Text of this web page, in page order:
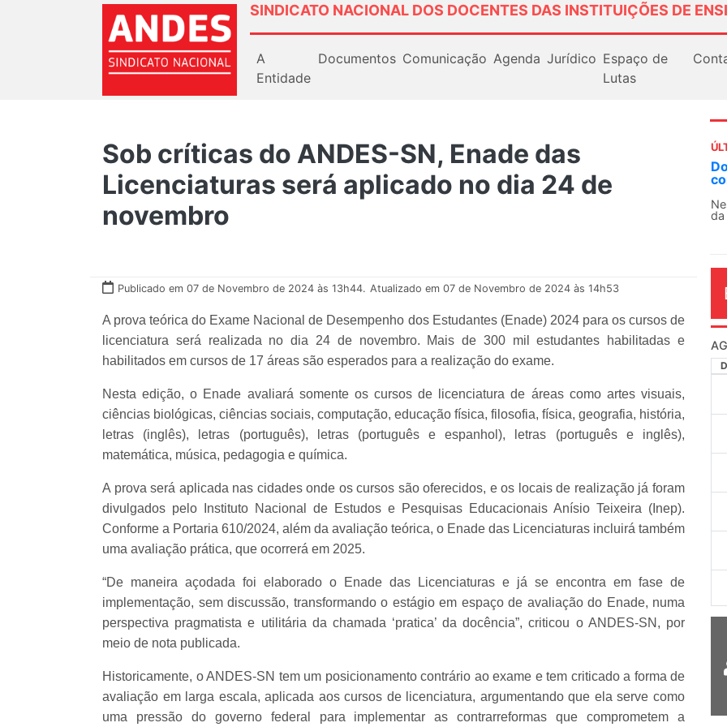
SINDICATO NACIONAL DOS DOCENTES DAS INSTITUIÇÕES DE
A
Entidade
Documentos Comunicação Agenda Jurídico Espaço de
Lutas
Sob críticas do ANDES-SN, Enade das
Licenciaturas será aplicado no dia 24 de
novembro
Publicado em 07 de Novembro de 2024 às 13h44. Atualizado em 07 de Novembro de 2024 às 14h53
A prova teórica do Exame Nacional de Desempenho dos Estudantes (Enade) 2024 para os cursos de
licenciatura será realizada no dia 24 de novembro. Mais de 300 mil estudantes habilitadas e
habilitados em cursos de 17 áreas são esperados para a realização do exame.
Nesta edição, o Enade avaliará somente os cursos de licenciatura de áreas como artes visuais,
ciências biológicas, ciências sociais, computação, educação física, filosofia, física, geografia, história,
letras (inglês), letras (português), letras (português e espanhol), letras (português e inglês),
matemática, música, pedagogia e química.
A prova será aplicada nas cidades onde os cursos são oferecidos, e os locais de realização já foram
divulgados pelo Instituto Nacional de Estudos e Pesquisas Educacionais Anísio Teixeira (Inep).
Conforme a Portaria 610/2024, além da avaliação teórica, o Enade das Licenciaturas incluirá também
uma avaliação prática, que ocorrerá em 2025.
“De maneira açodada foi elaborado o Enade das Licenciaturas e já se encontra em fase de
implementação, sem discussão, transformando o estágio em espaço de avaliação do Enade, numa
perspectiva pragmatista e utilitária da chamada ‘pratica’ da docência”, criticou o ANDES-SN, por
meio de nota publicada.
Historicamente, o ANDES-SN tem um posicionamento contrário ao exame e tem criticado a forma de
avaliação em larga escala, aplicada aos cursos de licenciatura, argumentando que ela serve como
uma pressão do governo federal para implementar as contrarreformas que comprometem a
Docentes paralisam novamente as
contra as políticas de Milei na
Nessa segunda-feira (3), sindicatos de
da educação superior e básica da Argentina...